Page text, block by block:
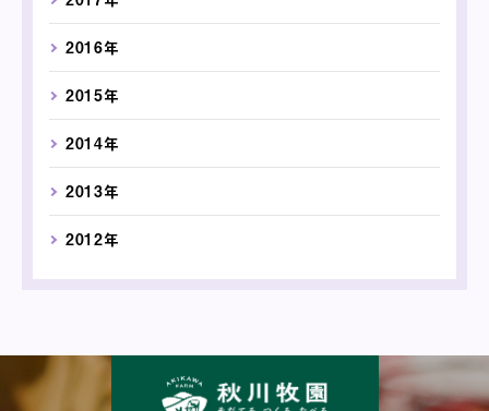
2016年
2015年
2014年
2013年
2012年